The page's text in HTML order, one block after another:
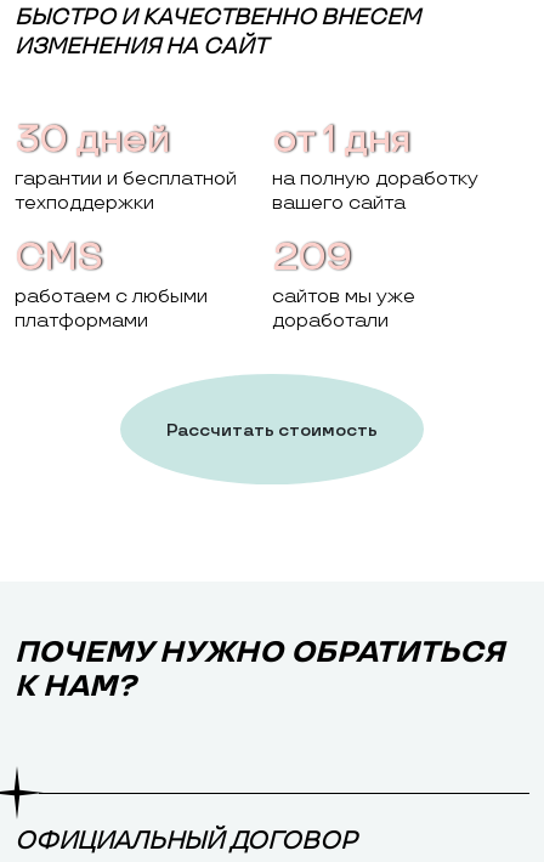
БЫСТРО И КАЧЕСТВЕННО ВНЕСЕМ
ИЗМЕНЕНИЯ НА САЙТ
30 дней
гарантии и бесплатной
техподдержки
от 1 дня
на полную доработку
вашего сайта
CMS
работаем с любыми
платформами
209
сайтов мы уже
доработали
Рассчитать стоимость
ПОЧЕМУ НУЖНО ОБРАТИТЬСЯ
К НАМ?
ОФИЦИАЛЬНЫЙ ДОГОВОР